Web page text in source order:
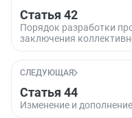
Статья 42
Порядок разработки
заключения
СЛЕДУЮЩАЯ
Статья 44
Изменение и